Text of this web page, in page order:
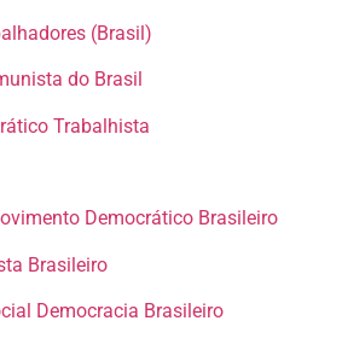
(Brasil)
do Brasil
Trabalhista
Democrático Brasileiro
Brasileiro
Democracia Brasileiro